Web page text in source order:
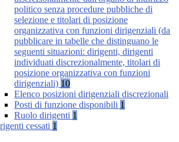
politico senza procedure pubbliche di
selezione e titolari di posizione
organizzativa con funzioni dirigenziali (da
pubblicare in tabelle che distinguano le
seguenti situazioni: dirigenti, dirigenti
individuati discrezionalmente, titolari di
posizione organizzativa con funzioni
dirigenziali) 10
Elenco posizioni dirigenziali discrezionali
Posti di funzione disponibili 1
Ruolo dirigenti 1
cessati 1